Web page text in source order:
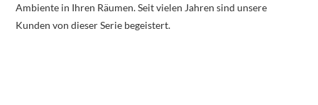
Ambiente in Ihren Räumen. Seit vielen Jahren sind unsere
Kunden von dieser Serie begeistert.